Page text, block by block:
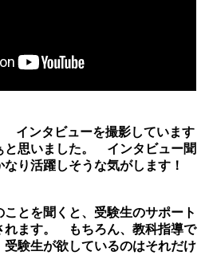
ンタビューを撮影しています
と思いました。 インタビュー聞
り活躍しそうな気がします！
とを聞くと、受験生のサポート
れます。 もちろん、教科指導で
験生が欲しているのはそれだけ